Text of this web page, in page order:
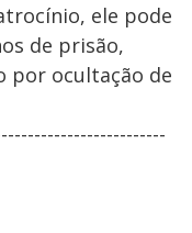
ele pode
de prisão,
por ocultação de